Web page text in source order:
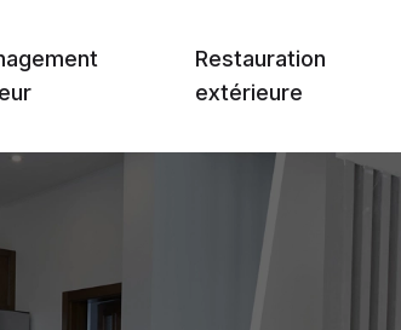
Restauration
extérieure